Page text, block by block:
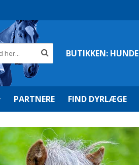
BUTIKKEN:HUNDE
PARTNERE FIND DYRLÆGE